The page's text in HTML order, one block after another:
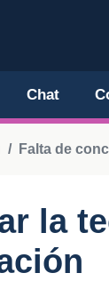
Chat
Falta de
la